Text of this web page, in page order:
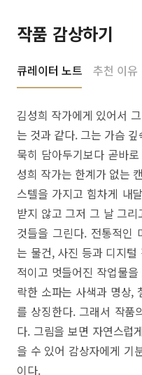
작품 감상하기
큐레이터 노트 추천 이유
김성희 작가에게 있어서
는 것과 같다. 그는 가슴
묵히 담아두기보다 곧바
성희 작가는 한계가 없는
스텔을 가지고 힘차게 내
받지 않고 그저 그 날 그
것들을 그린다. 전통적인
는 물건, 사진 등과 디지
적이고 멋들어진 작업물
락한 소파는 사색과 명상,
를 상징한다. 그래서 작품
다. 그림을 보면 자연스럽
을 수 있어 감상자에게 기
이다.